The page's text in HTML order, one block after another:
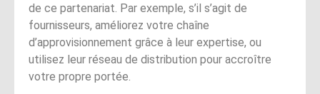
de ce partenariat. Par exemple, s’il s’agit de
fournisseurs, améliorez votre chaîne
d’approvisionnement grâce à leur expertise, ou
utilisez leur réseau de distribution pour accroître
votre propre portée.